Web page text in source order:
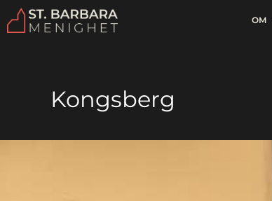
OM
Kongsberg